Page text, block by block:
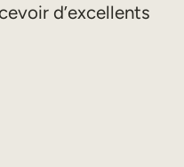
d’excellents